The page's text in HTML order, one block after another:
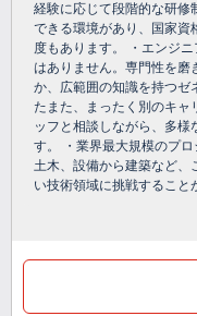
経験に応じて段階的な研修
できる環境があり、国家資
度もあります。 ・エンジ
はありません。専門性を磨
か、広範囲の知識を持つゼ
たまた、まったく別のキャ
ッフと相談しながら、多様
す。 ・業界最大規模のプ
土木、設備から建築など、
い技術領域に挑戦すること